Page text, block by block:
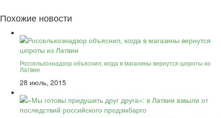
Похожие новости
Россельхознадзор объяснил, когда в магазины вернутся шпроты из
Латвии
28 июль, 2015